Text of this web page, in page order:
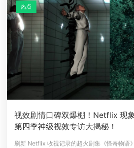
视效剧情口碑双爆棚！Netflix 现
第四季神级视效专访大揭秘！
刷新 Netflix 收视记录的超火剧集《怪奇物语
热点